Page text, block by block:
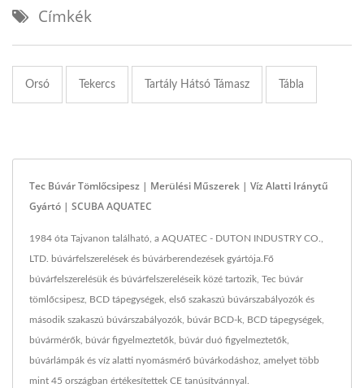
Címkék
Orsó Tekercs Tartály Hátsó Támasz Tábla
Tec Búvár Tömlőcsipesz | Merülési Műszerek | Víz Alatti Iránytű
Gyártó | SCUBA AQUATEC
1984 óta Tajvanon található, a AQUATEC - DUTON INDUSTRY CO.,
LTD. búvárfelszerelések és búvárberendezések gyártója.Fő
búvárfelszerelésük és búvárfelszereléseik közé tartozik, Tec búvár
tömlőcsipesz, BCD tápegységek, első szakaszú búvárszabályozók és
második szakaszú búvárszabályozók, búvár BCD-k, BCD tápegységek,
búvármérők, búvár figyelmeztetők, búvár duó figyelmeztetők,
búvárlámpák és víz alatti nyomásmérő búvárkodáshoz, amelyet több
mint 45 országban értékesítettek CE tanúsítvánnyal.